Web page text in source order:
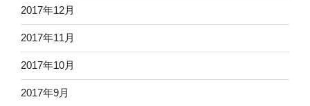
2017年12月
2017年11月
2017年10月
2017年9月